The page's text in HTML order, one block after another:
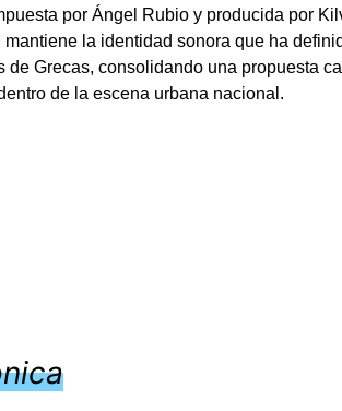
por Ángel Rubio y producida por
la identidad sonora que ha
de Grecas, consolidando una propuesta
de la escena urbana nacional.